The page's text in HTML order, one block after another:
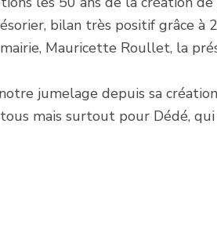
bilan très positif grâce à 2
Mauricette Roullet, la
jumelage depuis sa
mais surtout pour Dédé,